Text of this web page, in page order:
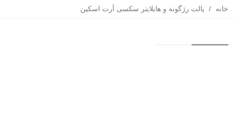
خانه / پالت رژگونه و هایلایتر سکسی آرت اسکین